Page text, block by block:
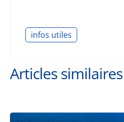
infos utiles
Articles similaires